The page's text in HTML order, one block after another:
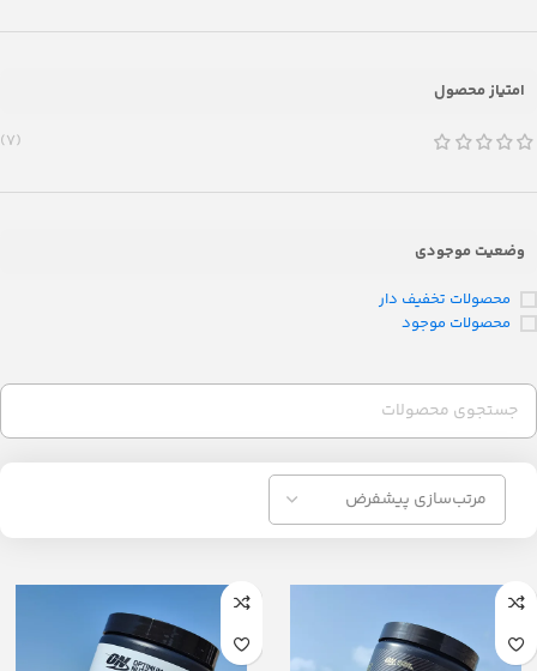
امتیاز محصول
(7)
وضعیت موجودی
محصولات تخفیف دار
محصولات موجود